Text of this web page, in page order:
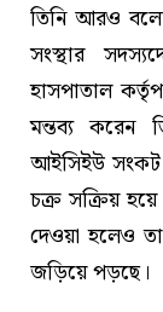
তিনি আরও
সংস্থার
হাসপাতাল
মন্তব্য করেন
আইসিইউ সংকট
চক্র সক্রিয়
দেওয়া হলেও
জড়িয়ে পড়ছে।